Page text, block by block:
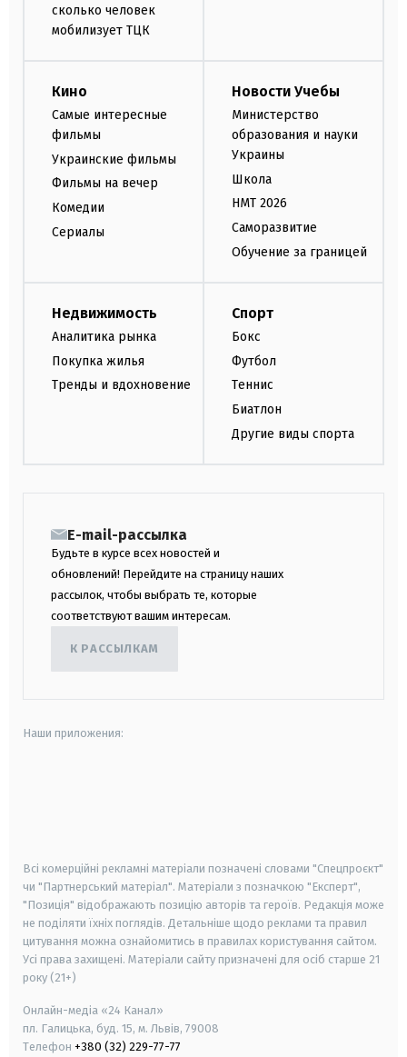
сколько человек
мобилизует ТЦК
Кино
Самые интересные
фильмы
Украинские фильмы
Фильмы на вечер
Комедии
Сериалы
Новости Учебы
Министерство
образования и науки
Украины
Школа
НМТ 2026
Саморазвитие
Обучение за границей
Недвижимость
Аналитика рынка
Покупка жилья
Тренды и вдохновение
Спорт
Бокс
Футбол
Теннис
Биатлон
Другие виды спорта
E-mail-рассылка
Будьте в курсе всех новостей и
обновлений! Перейдите на страницу наших
рассылок, чтобы выбрать те, которые
соответствуют вашим интересам.
К РАССЫЛКАМ
Наши приложения:
Всі комерційні рекламні матеріали позначені словами "Спецпроєкт"
чи "Партнерський матеріал". Матеріали з позначкою "Експерт",
"Позиція" відображають позицію авторів та героїв. Редакція може
не поділяти їхніх поглядів. Детальніше щодо реклами та правил
цитування можна ознайомитись в правилах користування сайтом.
Усі права захищені. Матеріали сайту призначені для осіб старше 21
року (21+)
Онлайн-медіа «24 Канал»
пл. Галицька, буд. 15, м. Львів, 79008
Телефон +380 (32) 229-77-77